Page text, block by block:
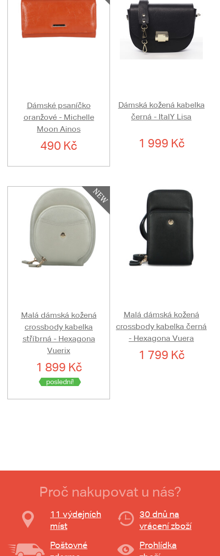
Dámské psaníčko
oranžové - Michelle
Moon Ainos
490 Kč
Dámská kožená kabelka
černá - ItalY Lisa
1 999 Kč
Malá dámská kožená
crossbody kabelka
stříbrná - Hexagona
Vuerix
1 899 Kč
poslední!
Malá dámská kožená
crossbody kabelka černá
- Hexagona Vuera
1 799 Kč
Proč nakupovat u nás?
11 výdejních
míst
30 dnů na
vrácení zboží
Poštovné
Prohlídka